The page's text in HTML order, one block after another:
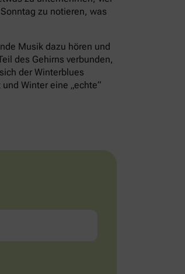
zu notieren, was
Musik dazu hören und
des Gehirns verbunden,
der Winterblues
Winter eine „echte“